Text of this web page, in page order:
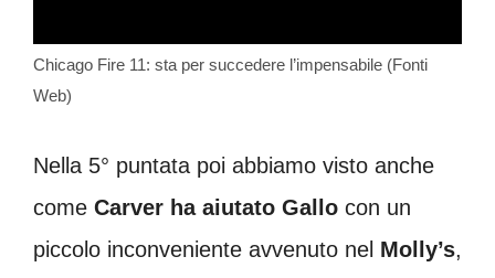
Chicago Fire 11: sta per succedere l’impensabile (Fonti
Web)
Nella 5° puntata poi abbiamo visto anche
come Carver ha aiutato Gallo con un
piccolo inconveniente avvenuto nel Molly’s,